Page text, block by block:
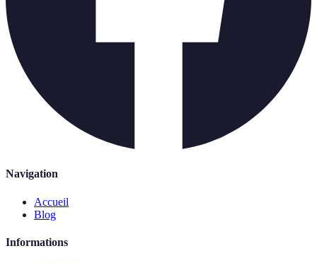
Navigation
Accueil
Blog
Informations